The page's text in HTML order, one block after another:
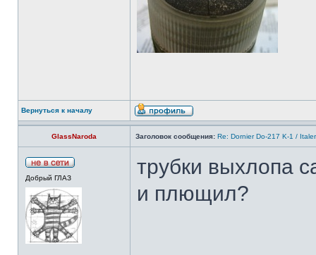
Вернуться к началу
GlassNaroda Заголовок сообщения: Re: Dornier Do-217 K-1 /
Добрый ГЛАЗ
трубки выхлопа
и плющил?